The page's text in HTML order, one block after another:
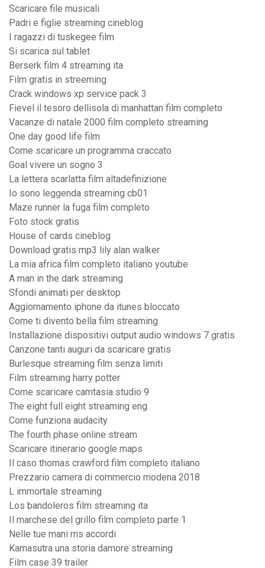
Scaricare file musicali
Padri e figlie streaming cineblog
I ragazzi di tuskegee film
Si scarica sul tablet
Berserk film 4 streaming ita
Film gratis in streeming
Crack windows xp service pack 3
Fievel il tesoro dellisola di manhattan film completo
Vacanze di natale 2000 film completo streaming
One day good life film
Come scaricare un programma craccato
Goal vivere un sogno 3
La lettera scarlatta film altadefinizione
Io sono leggenda streaming cb01
Maze runner la fuga film completo
Foto stock gratis
House of cards cineblog
Download gratis mp3 lily alan walker
La mia africa film completo italiano youtube
A man in the dark streaming
Sfondi animati per desktop
Aggiornamento iphone da itunes bloccato
Come ti divento bella film streaming
Installazione dispositivi output audio windows 7 gratis
Canzone tanti auguri da scaricare gratis
Burlesque streaming film senza limiti
Film streaming harry potter
Come scaricare camtasia studio 9
The eight full eight streaming eng
Come funziona audacity
The fourth phase online stream
Scaricare itinerario google maps
Il caso thomas crawford film completo italiano
Prezzario camera di commercio modena 2018
L immortale streaming
Los bandoleros film streaming ita
Il marchese del grillo film completo parte 1
Nelle tue mani rns accordi
Kamasutra una storia damore streaming
Film case 39 trailer